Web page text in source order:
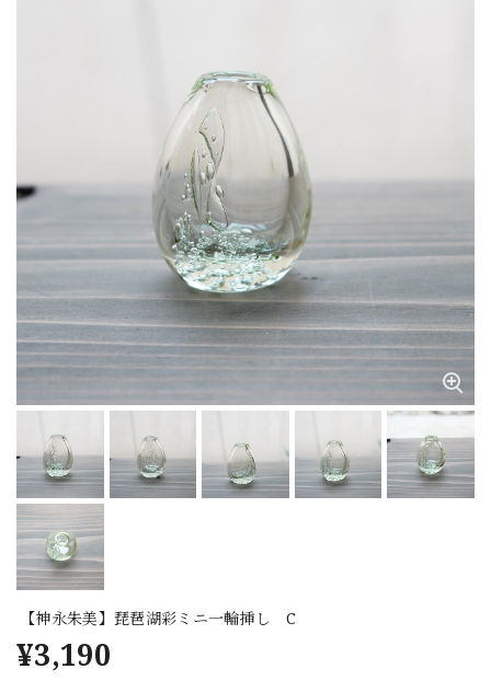
【神永朱美】琵琶湖彩ミニ一輪挿し C
¥3,190